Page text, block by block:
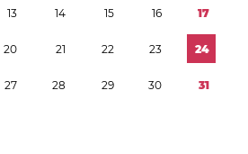
13 14 15 16 17
20 21 22 23 24
27 28 29 30 31